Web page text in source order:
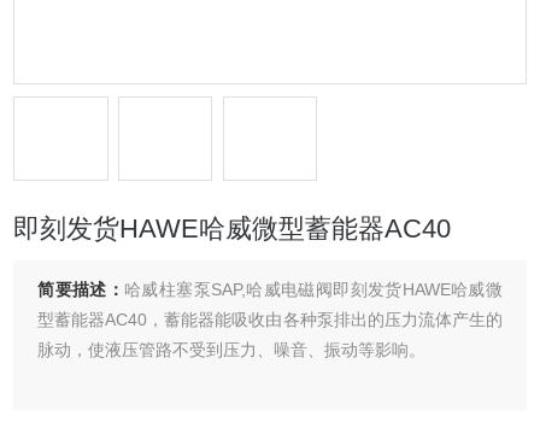
即刻发货HAWE哈威微型蓄能器AC40
简要描述： 哈威柱塞泵SAP,哈威电磁阀即刻发货HAWE哈威微
型蓄能器AC40，蓄能器能吸收由各种泵排出的压力流体产生的
脉动，使液压管路不受到压力、噪音、振动等影响。